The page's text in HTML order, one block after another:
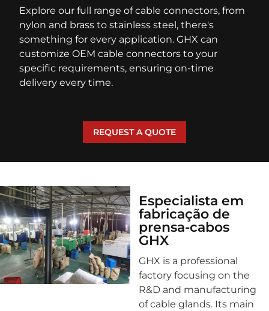
Explore our full range of cable connectors, from
nylon and brass to stainless steel, there's
something for every application. GHX can
customize OEM cable connectors to your
specific requirements, ensuring on-time
delivery every time.
REQUEST A QUOTE
Especialista em
fabricação de
prensa-cabos
GHX
GHX is a professional
factory focusing on the
R&D and manufacturing
of cable glands. Its main